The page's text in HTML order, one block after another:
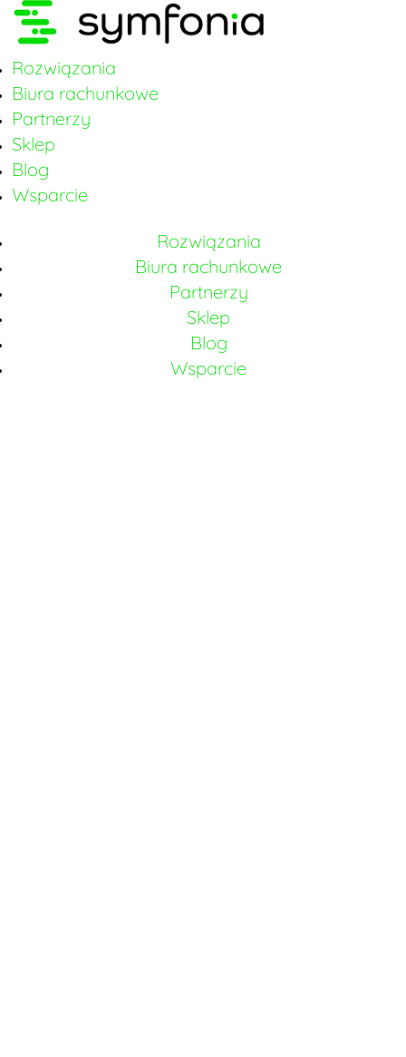
Rozwiązania
Biura rachunkowe
Partnerzy
Sklep
Blog
Wsparcie
Rozwiązania
Biura rachunkowe
Partnerzy
Sklep
Blog
Wsparcie